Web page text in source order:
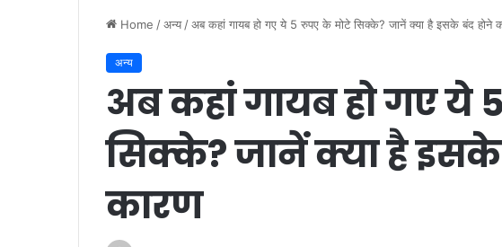
Home /अन्य /अब कहां गायब हो गए ये 5 रुपए के मोटे सिक्के? जानें क्या है इसके बंद होने
अन्य
अब कहां गायब हो गए ये
सिक्के? जानें क्या है
कारण